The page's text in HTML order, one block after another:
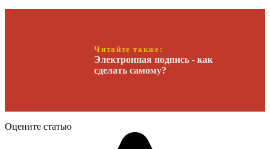
Читайте также:
Электронная подпись - как
сделать самому?
Оцените статью